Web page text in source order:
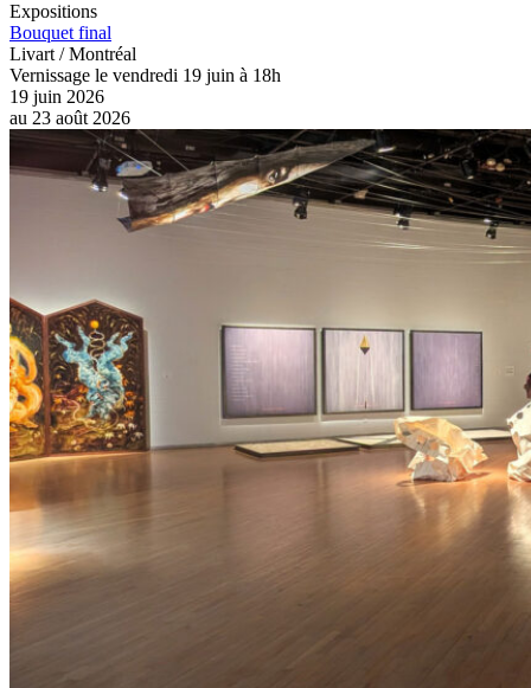
Expositions
Bouquet final
Livart / Montréal
Vernissage le vendredi 19 juin à 18h
19 juin 2026
au 23 août 2026